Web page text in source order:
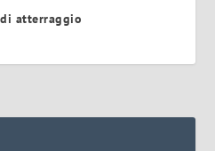
atterraggio